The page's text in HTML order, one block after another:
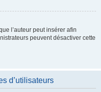
l’auteur peut insérer afin
peuvent désactiver cette
d’utilisateurs